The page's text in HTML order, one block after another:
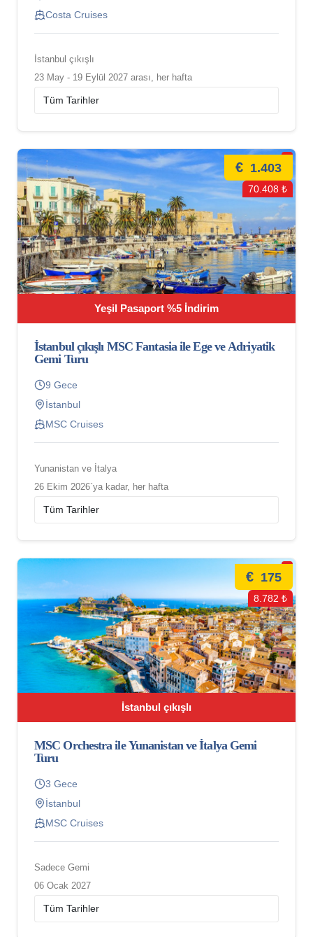
Costa Cruises
İstanbul çıkışlı
23 May - 19 Eylül 2027 arası, her hafta
Yeşil Pasaport %5 İndirim
€ 1.403
70.408 ₺
İstanbul çıkışlı MSC Fantasia ile Ege ve Adriyatik
Gemi Turu
9 Gece
İstanbul
MSC Cruises
Yunanistan ve İtalya
26 Ekim 2026`ya kadar, her hafta
İstanbul çıkışlı
€ 175
8.782 ₺
MSC Orchestra ile Yunanistan ve İtalya Gemi
Turu
3 Gece
İstanbul
MSC Cruises
Sadece Gemi
06 Ocak 2027